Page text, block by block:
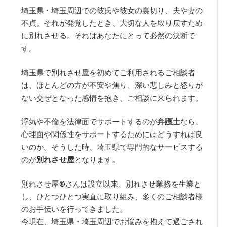
埼玉県・埼玉周辺での彼氏や彼女の裏切り、夫や妻の
不貞。それが発覚したとき、大切な人を取り戻すため
に別れさせる。それはあなたにとって必然の決断で
す。
埼玉県で別れさせ屋を初めてご利用されるご相談者
は、ほとんどの方が不安や焦り、深い悲しみと怒りが
ない交ぜとなった感情を抱き、ご相談に来られます。
浮気や不倫を法律面でサポートするのが弁護士なら、
心理面や関係性をサポートするためにはどうすれば良
いのか。そうした時、埼玉県で専門的なサービスする
のが別れさせ屋となります。
別れさせ屋®さんは設立以来、別れさせ業務を生業と
し、ひとつひとつ実直に取り組み、多くのご相談者様
のお手伝いを行ってきました。
今現在、埼玉県・埼玉周辺でお悩みを抱えて過ごされ